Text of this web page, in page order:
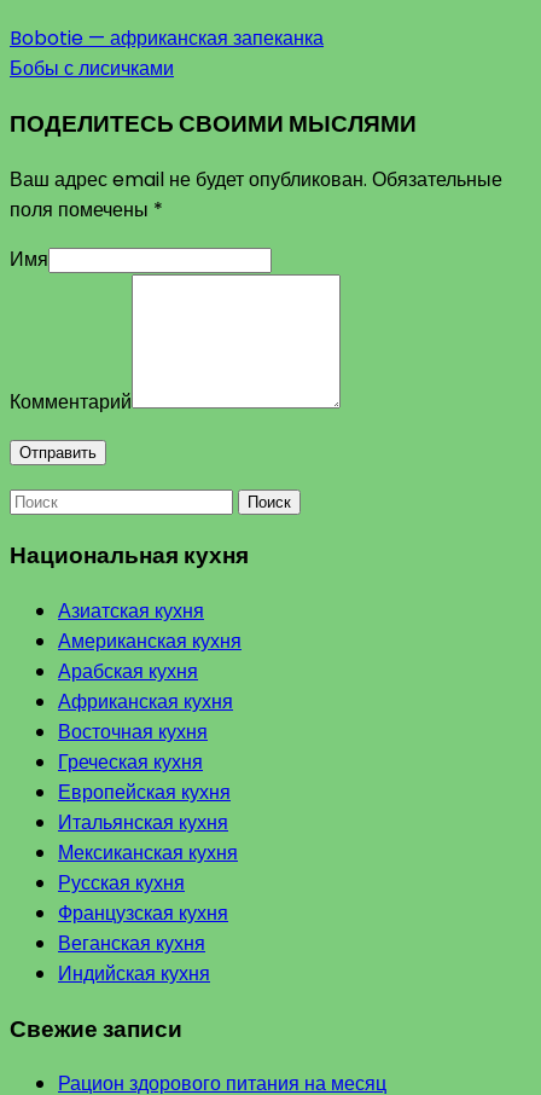
Bobotie — африканская запеканка
Бобы с лисичками
ПОДЕЛИТЕСЬ СВОИМИ МЫСЛЯМИ
Ваш адрес email не будет опубликован. Обязательные
поля помечены *
Имя
Комментарий
Поиск
Национальная кухня
Азиатская кухня
Американская кухня
Арабская кухня
Африканская кухня
Восточная кухня
Греческая кухня
Европейская кухня
Итальянская кухня
Мексиканская кухня
Русская кухня
Французская кухня
Веганская кухня
Индийская кухня
Свежие записи
Рацион здорового питания на месяц